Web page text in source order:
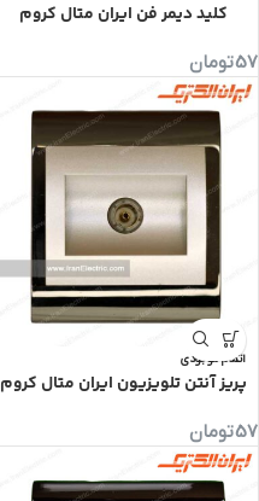
کلید دیمر فن ایران متال کروم
57تومان
اتمام موجودی
پریز آنتن تلویزیون ایران متال کروم
57تومان